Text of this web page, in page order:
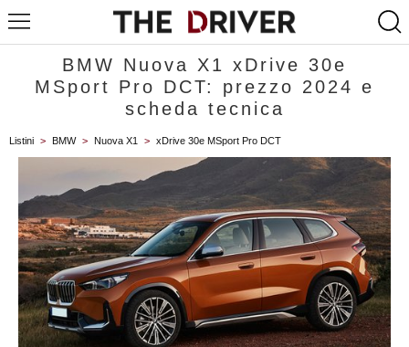
BMW Nuova X1 xDrive 30e
MSport Pro DCT: prezzo 2024 e
scheda tecnica
Listini > BMW > Nuova X1 > xDrive 30e MSport Pro DCT